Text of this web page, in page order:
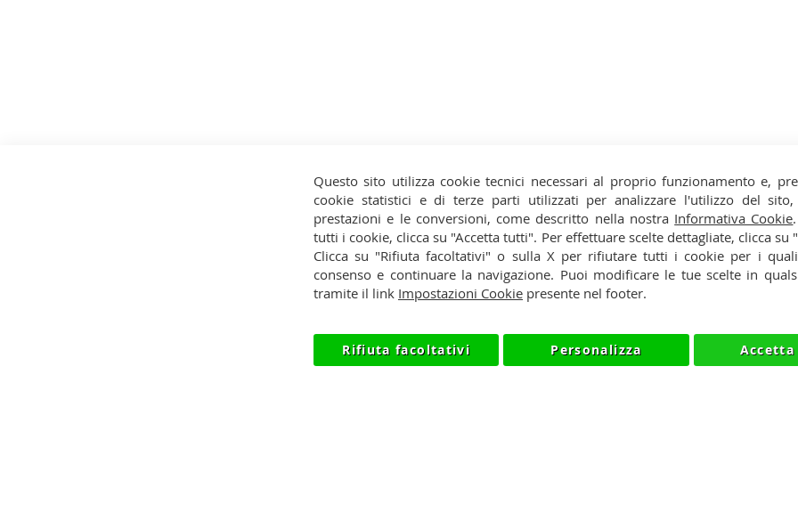
Privacy
Recesso
Cookie
Rivenditori
Questo sito utilizza cookie tecnici necessari al proprio funzionamento e,
cookie statistici e di terze parti utilizzati per analizzare l'utilizzo del
prestazioni e le conversioni, come descritto nella nostra Informativa Cookie
tutti i cookie, clicca su "Accetta tutti". Per effettuare scelte dettagliate, clicca su
Clicca su "Rifiuta facoltativi" o sulla X per rifiutare tutti i cookie per i
consenso e continuare la navigazione. Puoi modificare le tue scelte in
tramite il link Impostazioni Cookie presente nel footer.
Personalizza
Rifiuta facoltativi